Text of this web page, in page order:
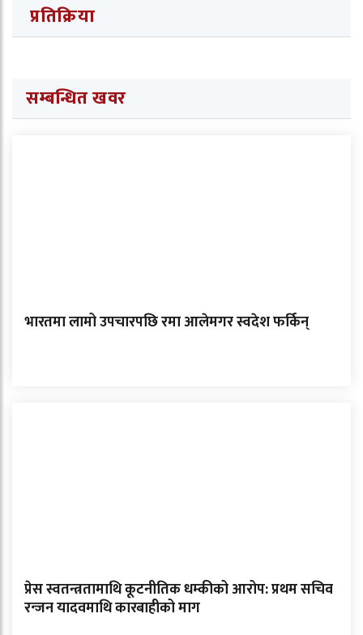
प्रतिक्रिया
सम्बन्धित खवर
भारतमा लामो उपचारपछि रमा आलेमगर स्वदेश फर्किन्
प्रेस स्वतन्त्रतामाथि कूटनीतिक धम्कीको आरोप: प्रथम सचिव
रन्जन यादवमाथि कारबाहीको माग